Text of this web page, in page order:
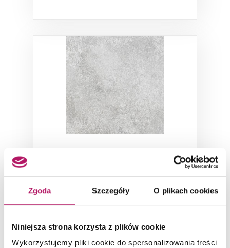
Zgoda Szczegóły O plikach cookies
Niniejsza strona korzysta z plików cookie
Wykorzystujemy pliki cookie do spersonalizowania treści
Płytka uniwersalna lappato, 59,7x59,7 cm